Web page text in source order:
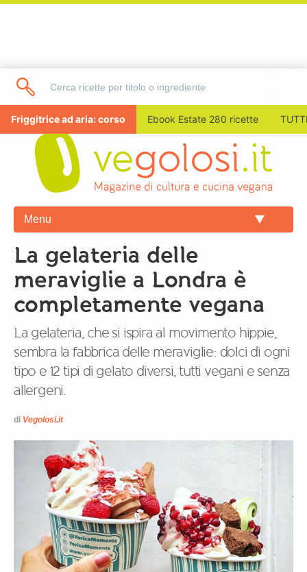
Friggitrice ad aria: corso Ebook Estate 280 ricette
Menu
La gelateria delle
meraviglie a Londra è
completamente vegana
La gelateria, che si ispira al movimento hippie,
sembra la fabbrica delle meraviglie: dolci di ogni
tipo e 12 tipi di gelato diversi, tutti vegani e senza
allergeni.
di Vegolosi.it